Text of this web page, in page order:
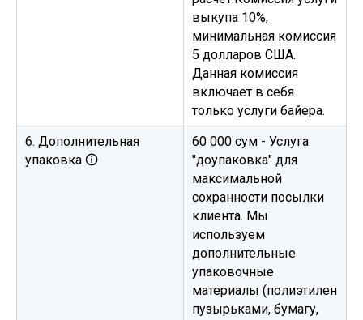
выкупа 10%,
минимальная комиссия
5 долларов США.
Данная комиссия
включает в себя
только услуги байера.
6. Дополнительная
упаковка 🛈
60 000 сум - Услуга
"доупаковка" для
максимальной
сохранности посылки
клиента. Мы
используем
дополнительные
упаковочные
материалы (полиэтилен
пузырьками, бумагу,